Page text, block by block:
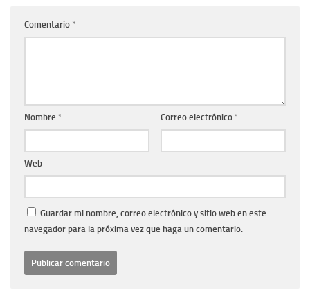
Comentario *
Nombre * Correo electrónico *
Web
Guardar mi nombre, correo electrónico y sitio web en este
navegador para la próxima vez que haga un comentario.